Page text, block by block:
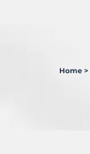
Home >